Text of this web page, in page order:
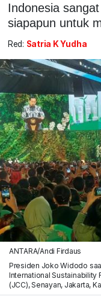
Indonesia
siapapun untuk
Red: Satria K Yudha
ANTARA/Andi Firdaus
Presiden Joko Widodo
International Sustainability
(JCC), Senayan, Jakarta,